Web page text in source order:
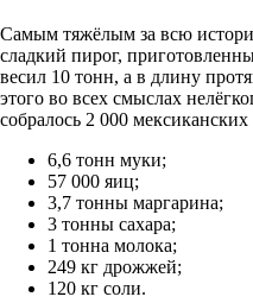
Самым тяжёлым за всю
сладкий пирог,
весил 10 тонн, а в длину
этого во всех смыслах
собралось 2 000
6,6 тонн муки;
57 000 яиц;
3,7 тонны маргарина;
3 тонны сахара;
1 тонна молока;
249 кг дрожжей;
120 кг соли.